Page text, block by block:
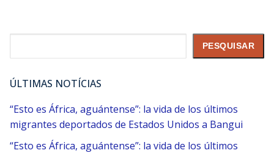
PESQUISAR
ÚLTIMAS NOTÍCIAS
“Esto es África, aguántense”: la vida de los últimos
migrantes deportados de Estados Unidos a Bangui
“Esto es África, aguántense”: la vida de los últimos